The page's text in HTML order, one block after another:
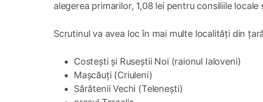
alegerea primarilor, 1,08 lei pentru consiliile
Scrutinul va avea loc în mai multe localități din
Costești și Ruseștii Noi (raionul Ialoveni)
Mașcăuți (Criuleni)
Sărătenii Vechi (Telenești)